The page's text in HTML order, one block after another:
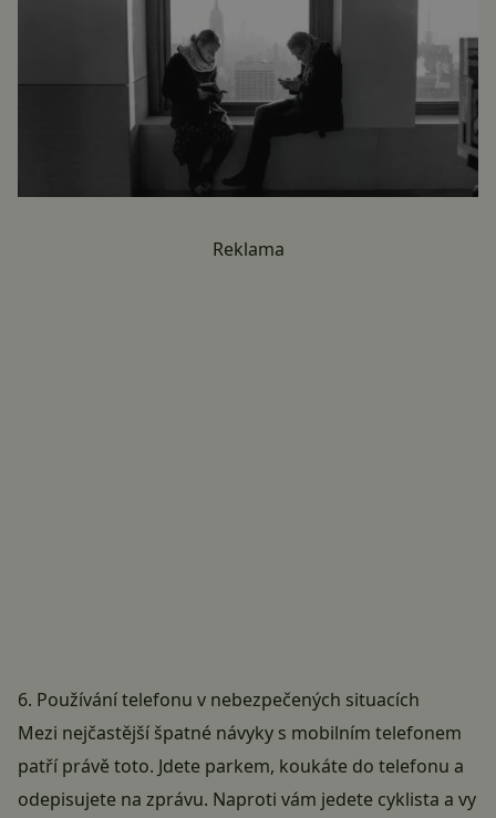
Reklama
6. Používání telefonu v nebezpečených situacích
Mezi nejčastější špatné návyky s mobilním telefonem
patří právě toto. Jdete parkem, koukáte do telefonu a
odepisujete na zprávu. Naproti vám jedete cyklista a vy